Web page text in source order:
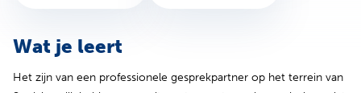
Wat je leert
Het zijn van een professionele gesprekpartner op het terrein van